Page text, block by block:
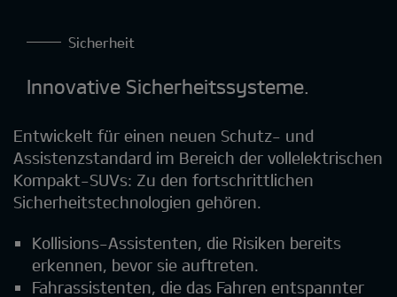
Sicherheit
Innovative Sicherheitssysteme.
Entwickelt für einen neuen Schutz- und
Assistenzstandard im Bereich der vollelektrischen
Kompakt-SUVs: Zu den fortschrittlichen
Sicherheitstechnologien gehören.
Kollisions-Assistenten, die Risiken bereits
erkennen, bevor sie auftreten.
Fahrassistenten, die das Fahren entspannter